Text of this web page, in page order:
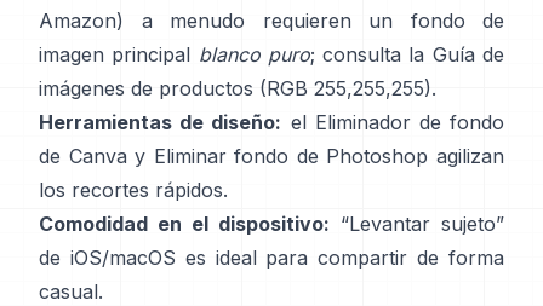
Amazon) a menudo requieren un fondo de
imagen principal blanco puro; consulta la Guía de
imágenes de productos (RGB 255,255,255).
Herramientas de diseño: el Eliminador de fondo
de Canva y Eliminar fondo de Photoshop agilizan
los recortes rápidos.
Comodidad en el dispositivo: “Levantar sujeto”
de iOS/macOS es ideal para compartir de forma
casual.